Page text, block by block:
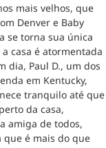
mais velhos, que
Denver e Baby
se torna sua única
casa é atormentada
dia, Paul D., um dos
em Kentucky,
tranquilo até que
da casa,
amiga de todos,
que é mais do que